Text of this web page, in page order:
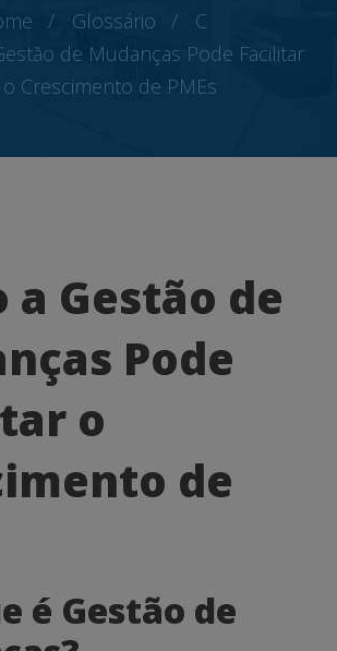
Glossário
C
de Mudanças Pode Facilitar
o Crescimento de PMEs
a Gestão de
Pode
o
de
é Gestão de